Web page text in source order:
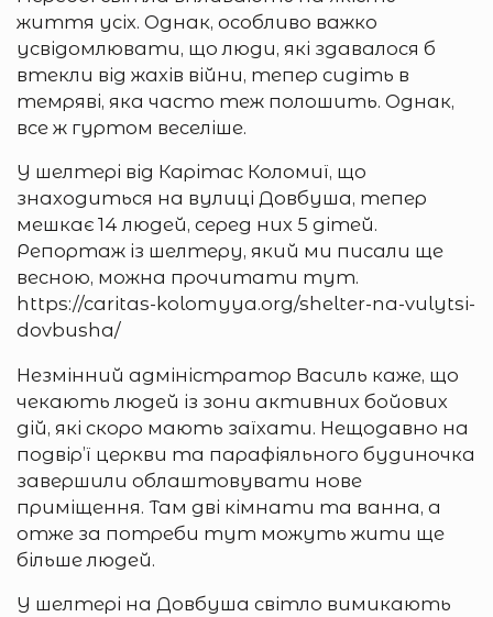
життя усіх. Однак, особливо важко
усвідомлювати, що люди, які здавалося б
втекли від жахів війни, тепер сидіть в
темряві, яка часто теж полошить. Однак,
все ж гуртом веселіше.
У шелтері від Карітас Коломиї, що
знаходиться на вулиці Довбуша, тепер
мешкає 14 людей, серед них 5 дітей.
Репортаж із шелтеру, який ми писали ще
весною, можна прочитати тут.
https://caritas-kolomyya.org/shelter-na-vulytsi-
dovbusha/
Незмінний адміністратор Василь каже, що
чекають людей із зони активних бойових
дій, які скоро мають заїхати. Нещодавно на
подвір’ї церкви та парафіяльного будиночка
завершили облаштовувати нове
приміщення. Там дві кімнати та ванна, а
отже за потреби тут можуть жити ще
більше людей.
У шелтері на Довбуша світло вимикають